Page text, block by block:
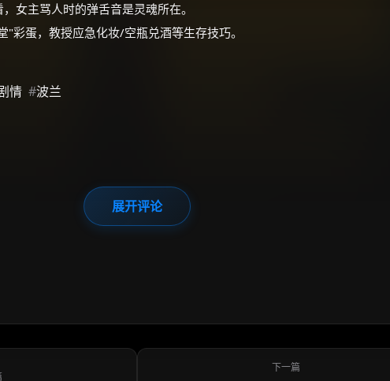
女主骂人时的弹舌音是灵魂所在。
彩蛋，教授应急化妆/空瓶兑酒等生存技巧。
情 #波兰
展开评论